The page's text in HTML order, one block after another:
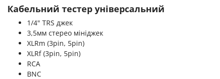
Кабельний тестер універсальний
1/4" TRS джек
3,5мм стерео мініджек
XLRm (3pin, 5pin)
XLRf (3pin, 5pin)
RCA
BNC